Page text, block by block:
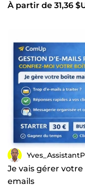
À partir de 31,36
Je vais gérer
emails